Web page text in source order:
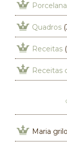
Quadros
Receitas
Receitas
Maria grilo